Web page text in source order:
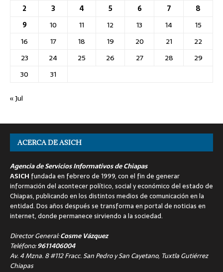
2
3 4 5 6 7
8
9
10 11 12 13 14
15
16
17 18 19 20 21
22
23
24 25 26 27 28
29
30
31
« Jul
ACERCA DE ASICH
Agencia de Servicios Informativos de Chiapas
ASICH fundada en febrero de 1999, con el fin de generar
información del acontecer político, social y económico del estado de
Chiapas, publicando en los distintos medios de comunicación en la
entidad. Dos años después se transforma en portal de noticias en
internet, donde permanece sirviendo a la sociedad.
Director General:Cosme Vázquez
Teléfono:9611406004
Av. 4 Mzna. 8 #112 Fracc. San Pedro y San Cayetano, Tuxtla Gutiérrez
Chiapas